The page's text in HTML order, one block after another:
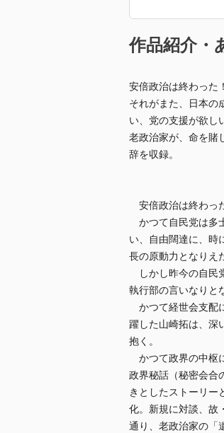
作品紹介・
安倍政治は終わった
それがまた、日本の
い、党の支援が欲し
老政治家が、命を賭
辞を収録。
安倍政治は終わっ
かつて自民党は多
い、自由闊達に、時
長の原動力となりえ
しかし昨今の自民
執行部の言いなりと
かつて経世会支配
躍した山崎拓は、深
抱く。
かつて政界の中枢
政界秘話（秘密会合
きとしたストーリー
化。新規に対談、故
通り、老政治家の「